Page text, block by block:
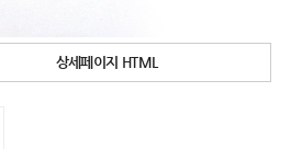
상세페이지 HTML